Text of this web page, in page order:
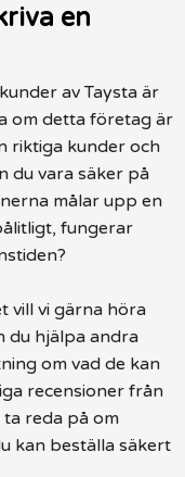
en
av Taysta är
om detta företag är
riktiga kunder och
du vara säker på
målar upp en
fungerar
vill vi gärna höra
du hjälpa andra
om vad de kan
recensioner från
reda på om
kan beställa säkert